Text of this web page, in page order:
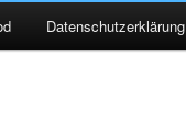
Datenschutzerklärung